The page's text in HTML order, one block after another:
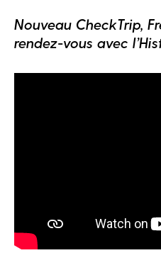
Nouveau CheckTrip,
rendez-vous avec